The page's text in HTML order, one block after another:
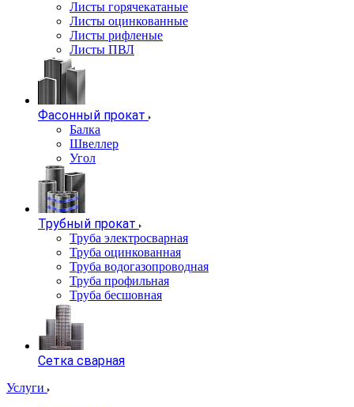
Листы горячекатаные
Листы оцинкованные
Листы рифленые
Листы ПВЛ
Фасонный прокат
Балка
Швеллер
Угол
Трубный прокат
Труба электросварная
Труба оцинкованная
Труба водогазопроводная
Труба профильная
Труба бесшовная
Сетка сварная
Услуги